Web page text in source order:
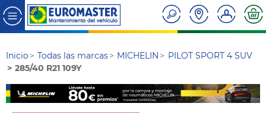
Inicio Todas las marcas MICHELIN
PILOT SPORT 4 SUV
285/40 R21 109Y